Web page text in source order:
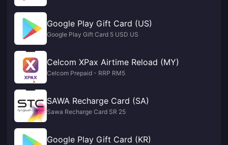
Google Play Gift Card (US)
Google Play Gift Card 5 USD US
Celcom XPax Airtime Reload (MY)
Celcom Prepaid - RRP RM5
SAWA Recharge Card (SA)
Sawa Recharge Card SR 25
Google Play Gift Card (KR)